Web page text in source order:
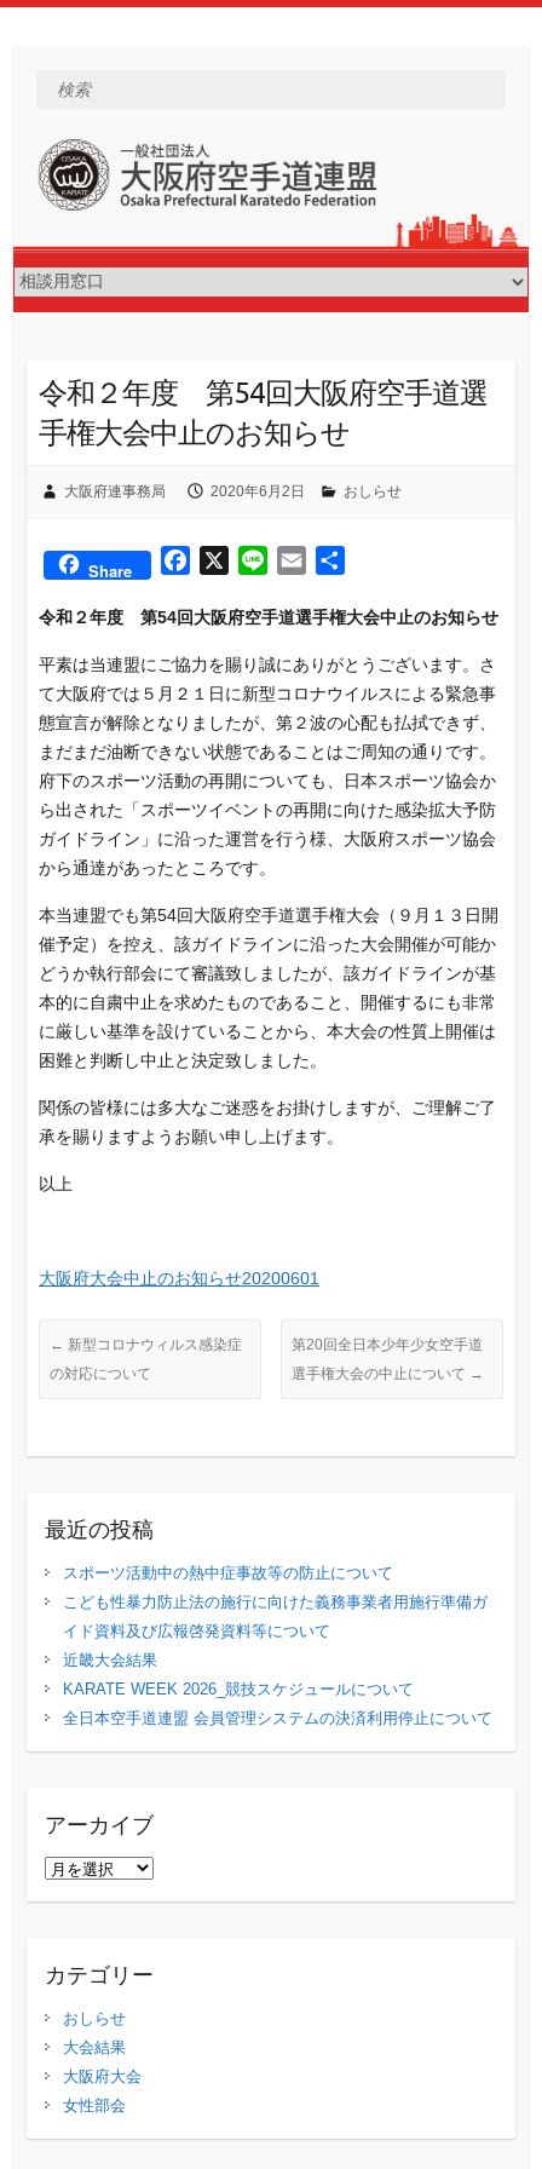
検索
令和２年度 第54回大阪府空手道選
手権大会中止のお知らせ
大阪府連事務局 2020年6月2日 おしらせ
Share
c
b
o
o
k
n
a
l
令和２年度 第54回大阪府空手道選手権大会中止のお知らせ
平素は当連盟にご協力を賜り誠にありがとうございます。 さ
て大阪府では ５ 月２１日に新型コロナウイルスによる緊急事
態宣言が解除となりましたが、第２波の心配も払拭できず、
まだまだ油断できない状態であることはご周知の通りです。
府下のスポーツ活動の再開についても、日本スポーツ協会か
ら出された「スポーツイベントの再開に向けた感染拡大予防
ガイドライン」に沿った運営を行う様、大阪府スポーツ協会
から通達があったところです。
本当連盟でも第54回大阪府空手道選手権大会（９月１３日開
催予定）を控え、該ガイドラインに沿った大会開催が可能か
どうか執行部会にて審議致し ましたが、 該ガイドラインが基
本的に自粛中止を求めたものであること、開催するにも非常
に厳しい基準を設けていることから、本大会の性質上開催は
困難と 判断し中止と決定致しました。
関係の皆様には多大なご迷惑をお掛けしますが、ご理解ご了
承を賜りますよう お願い申し上げます。
以上
大阪府大会中止のお知らせ20200601
← 新型コロナウィルス感染症
の対応について
第20回全日本少年少女空手道
選手権大会の中止について →
最近の投稿
スポーツ活動中の熱中症事故等の防止について
こども性暴力防止法の施行に向けた義務事業者用施行準備ガ
イド資料及び広報啓発資料等について
近畿大会結果
KARATE WEEK 2026_競技スケジュールについて
全日本空手道連盟 会員管理システムの決済利用停止について
アーカイブ
ア
ー
ブ
カテゴリー
おしらせ
大会結果
大阪府大会
女性部会